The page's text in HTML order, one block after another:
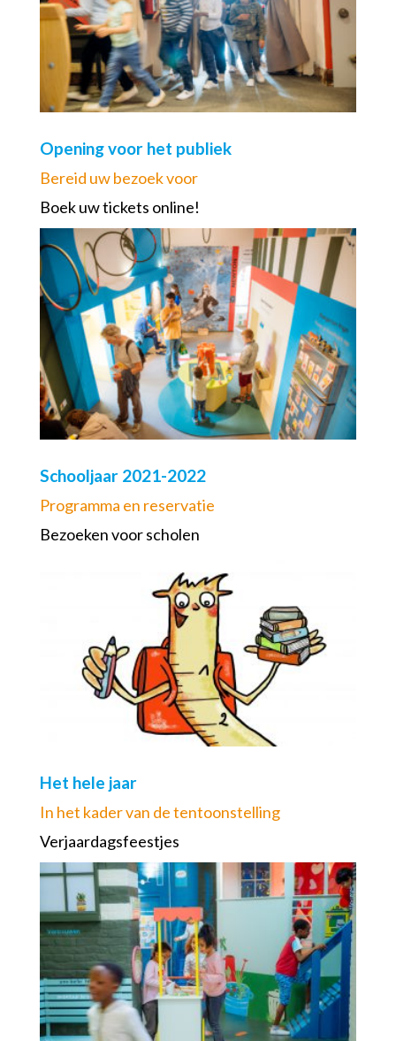
Opening voor het publiek
Bereid uw bezoek voor
Boek uw tickets online!
Schooljaar 2021-2022
Programma en reservatie
Bezoeken voor scholen
Het hele jaar
In het kader van de tentoonstelling
Verjaardagsfeestjes